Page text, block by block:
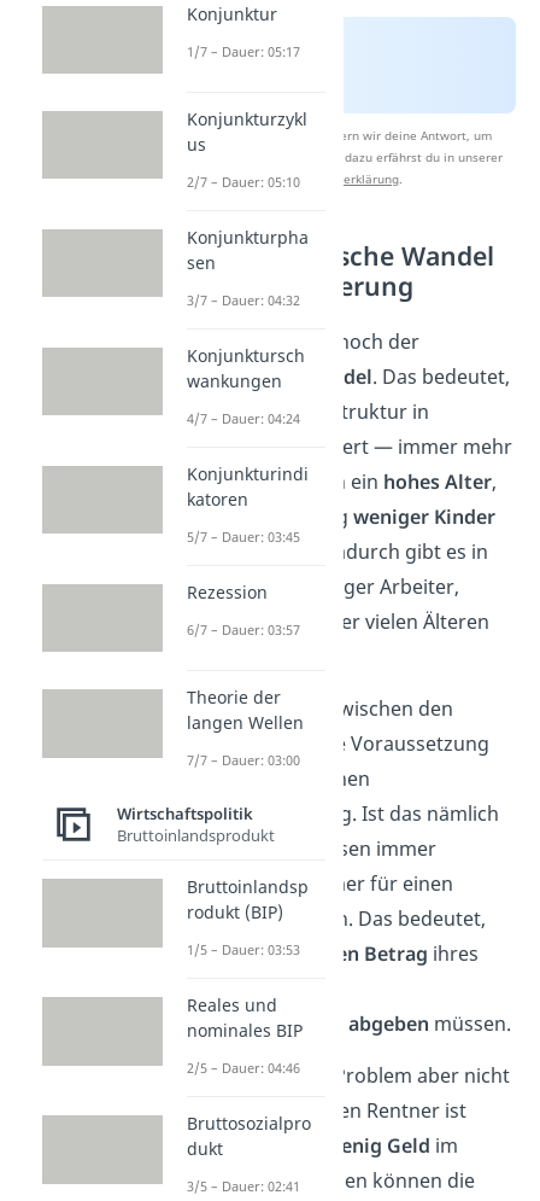
Nach Beantwortung speichern wir deine Antwort, um
Studyflix zu verbessern. Mehr dazu erfährst du in unserer
Datenschutzerklärung.
Der demografische Wandel
als Herausforderung
Außerdem wäre da noch der
demografische Wandel. Das bedeutet,
dass sich die Altersstruktur in
Deutschland verändert — immer mehr
Menschen erreichen ein hohes Alter,
während gleichzeitigweniger Kinder
geboren werden. Dadurch gibt es in
Zukunft immer weniger Arbeiter,
welche die Renten der vielen Älteren
finanzieren können.
EinGleichgewicht
zwischen den
Beiden ist jedoch die Voraussetzung
für einen erfolgreichen
Generationenvertrag. Ist das nämlich
nicht gegeben, müssen immer
weniger Arbeitnehmer für einen
Rentner aufkommen. Das bedeutet,
dass sie einengroßen Betrag ihres
Rentenversicherungabgeben müssen.
Allein damit ist das Problem aber nicht
gelöst — für die vielen Rentner ist
trotzdem noch
zu wenig Geld im
Rententopf. Deswegen können die
Konjunktur
1/7 – Dauer: 05:17
Konjunkturzykl
us
2/7 – Dauer: 05:10
Konjunkturpha
sen
3/7 – Dauer: 04:32
Konjunktursch
wankungen
4/7 – Dauer: 04:24
Konjunkturindi
katoren
5/7 – Dauer: 03:45
Rezession
6/7 – Dauer: 03:57
Theorie der
langen Wellen
7/7 – Dauer: 03:00
Wirtschaftspolitik
Bruttoinlandsprodukt
Bruttoinlandsp
rodukt (BIP)
1/5 – Dauer: 03:53
Reales und
nominales BIP
2/5 – Dauer: 04:46
Bruttosozialpro
dukt
3/5 – Dauer: 02:41